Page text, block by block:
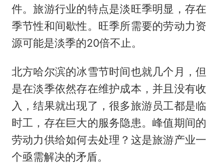
件。旅游行业的特点是淡旺季明显，存在
季节性和间歇性。旺季所需要的劳动力资
源可能是淡季的20倍不止。
北方哈尔滨的冰雪节时间也就几个月，但
是在淡季依然存在维护成本，并且没有收
入，结果就出现了，很多旅游员工都是临
时工，存在巨大的服务隐患。峰值期间的
劳动力供给如何去处理？这是旅游产业一
个亟需解决的矛盾。